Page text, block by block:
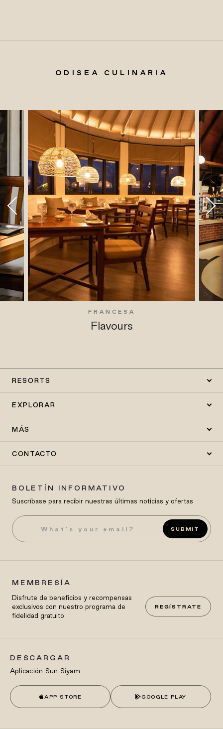
ODISEA CULINARIA
FRANCESA
Flavours
RESORTS
EXPLORAR
MÁS
CONTACTO
BOLETÍN INFORMATIVO
Suscríbase para recibir nuestras últimas noticias y ofertas
SUBMIT
MEMBRESÍA
Disfrute de beneficios y recompensas
exclusivos con nuestro programa de
fidelidad gratuito
REGÍSTRATE
DESCARGAR
Aplicación Sun Siyam
APP STORE GOOGLE PLAY